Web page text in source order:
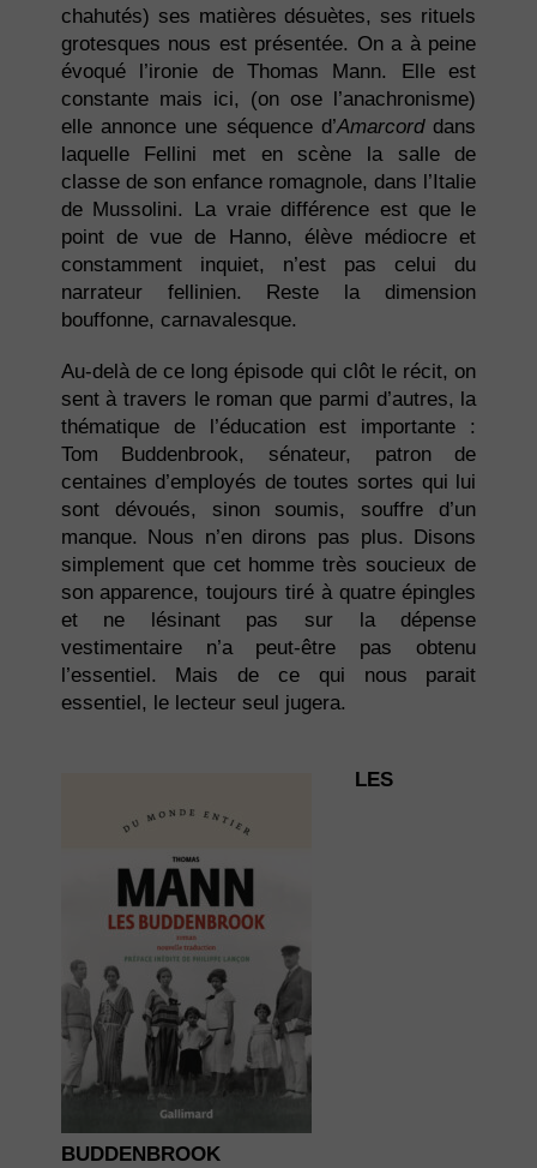
chahutés) ses matières désuètes, ses rituels
grotesques nous est présentée. On a à peine
évoqué l’ironie de Thomas Mann. Elle est
constante mais ici, (on ose l’anachronisme)
elle annonce une séquence d’Amarcorddans
laquelle Fellini met en scène la salle de
classe de son enfance romagnole, dans l’Italie
de Mussolini. La vraie différence est que le
point de vue de Hanno, élève médiocre et
constamment inquiet, n’est pas celui du
narrateur fellinien. Reste la dimension
bouffonne, carnavalesque.
Au-delà de ce long épisode qui clôt le récit, on
sent à travers le roman que parmi d’autres, la
thématique de l’éducation est importante :
Tom Buddenbrook, sénateur, patron de
centaines d’employés de toutes sortes qui lui
sont dévoués, sinon soumis, souffre d’un
manque. Nous n’en dirons pas plus. Disons
simplement que cet homme très soucieux de
son apparence, toujours tiré à quatre épingles
et ne lésinant pas sur la dépense
vestimentaire n’a peut-être pas obtenu
l’essentiel. Mais de ce qui nous parait
essentiel, le lecteur seul jugera.
LES
BUDDENBROOK